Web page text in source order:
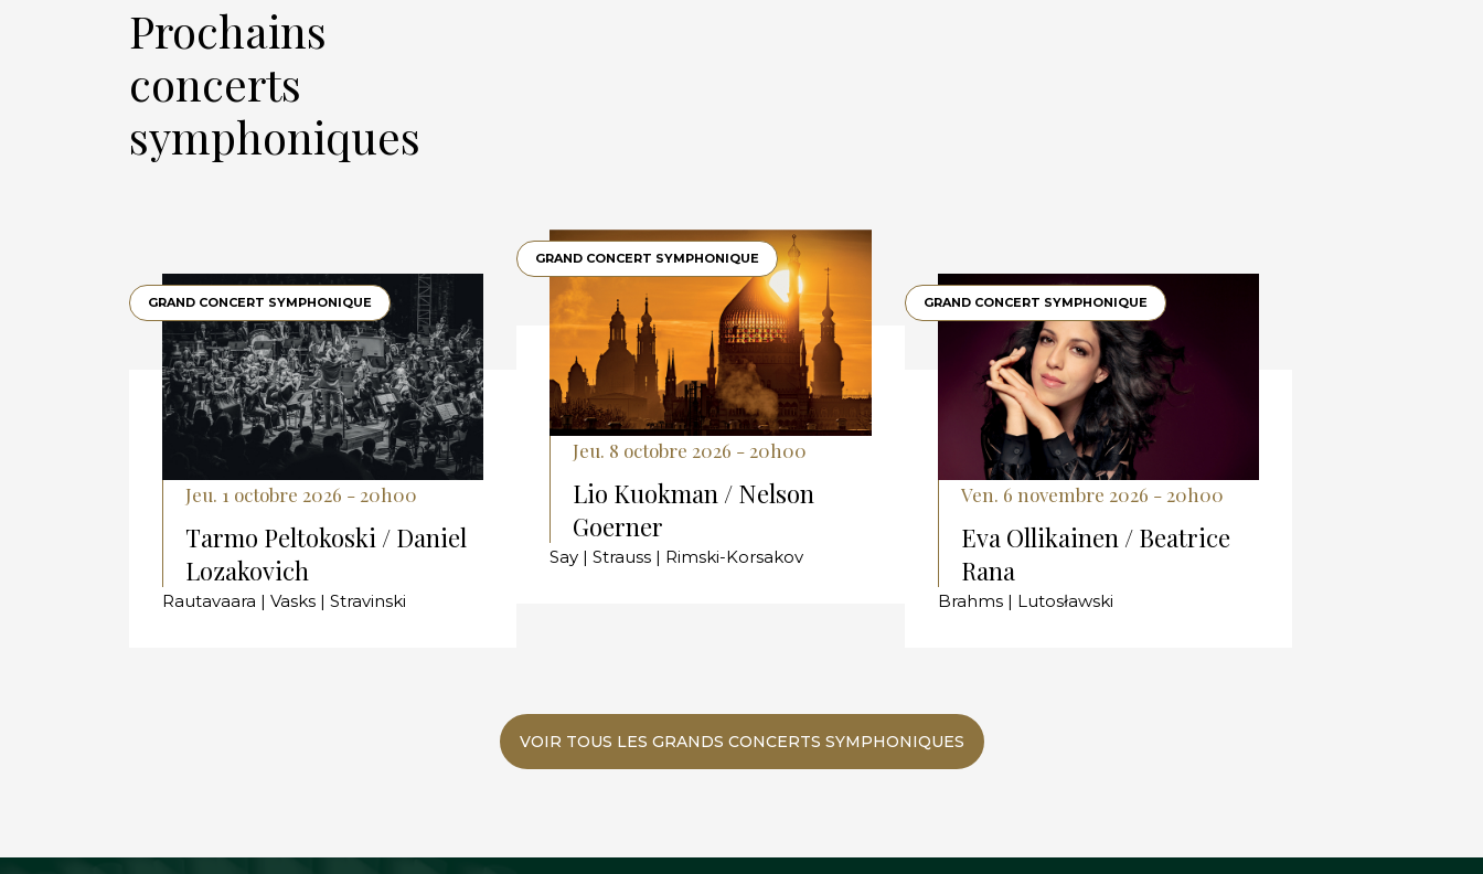
Prochains
concerts
symphoniques
Tarmo Peltokoski / Daniel
Lozakovich
Jeu. 1 octobre 2026 - 20h00
Rautavaara | Vasks | Stravinski
GRAND CONCERT SYMPHONIQUE
Lio Kuokman / Nelson
Goerner
Jeu. 8 octobre 2026 - 20h00
Say | Strauss | Rimski-Korsakov
GRAND CONCERT SYMPHONIQUE
Eva Ollikainen / Beatrice
Rana
Ven. 6 novembre 2026 - 20h00
Brahms | Lutosławski
GRAND CONCERT SYMPHONIQUE
VOIR TOUS LES GRANDS CONCERTS SYMPHONIQUES